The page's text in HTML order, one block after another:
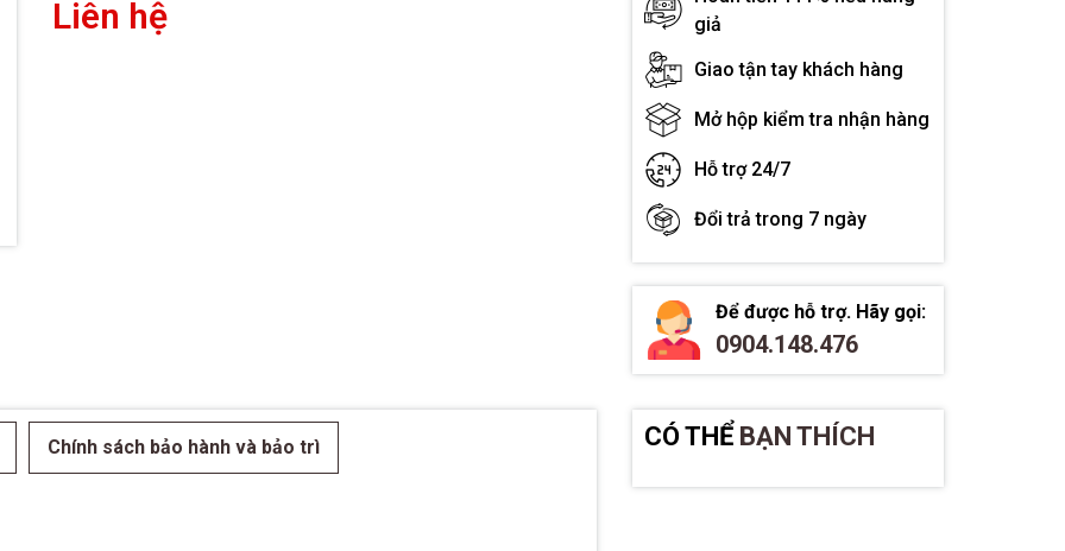
Liên hệ
giả
Giao tận tay khách hàng
Mở hộp kiểm tra nhận hàng
Hỗ trợ 24/7
Đổi trả trong 7 ngày
Để được hỗ trợ. Hãy gọi:
0904.148.476
Chính sách bảo hành và bảo trì CÓ THỂ BẠN THÍCH